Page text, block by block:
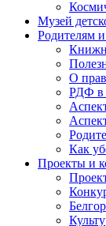
Музей
Родителям
О
РДФ в
Как
Проекты и